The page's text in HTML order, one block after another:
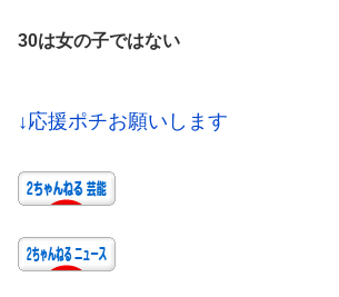
30は女の子ではない
↓応援ポチお願いします